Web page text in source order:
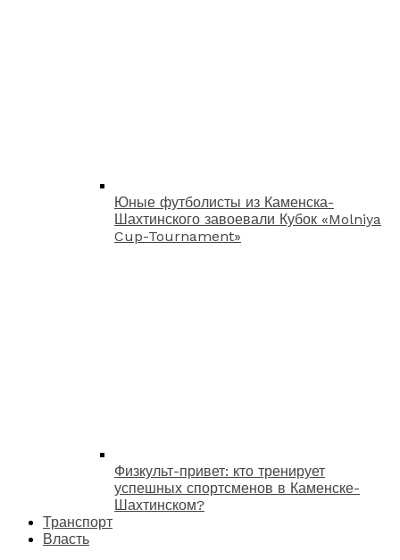
Юные футболисты из Каменска-
Шахтинского завоевали Кубок «Molniya
Cup-Tournament»
Физкульт-привет: кто тренирует
успешных спортсменов в Каменске-
Шахтинском?
Транспорт
Власть